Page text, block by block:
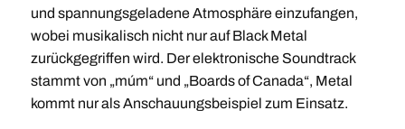
und spannungsgeladene Atmosphäre einzufangen,
wobei musikalisch nicht nur auf Black Metal
zurückgegriffen wird. Der elektronische Soundtrack
stammt von „múm“ und „Boards of Canada“, Metal
kommt nur als Anschauungsbeispiel zum Einsatz.